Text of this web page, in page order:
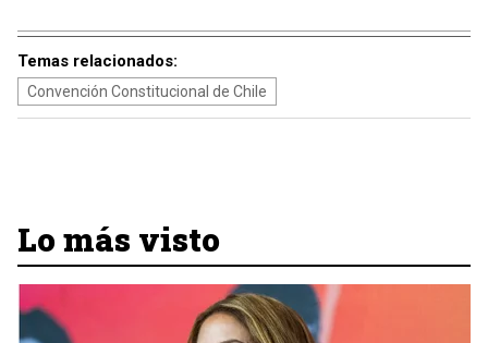
Temas relacionados:
Convención Constitucional de Chile
Lo más visto